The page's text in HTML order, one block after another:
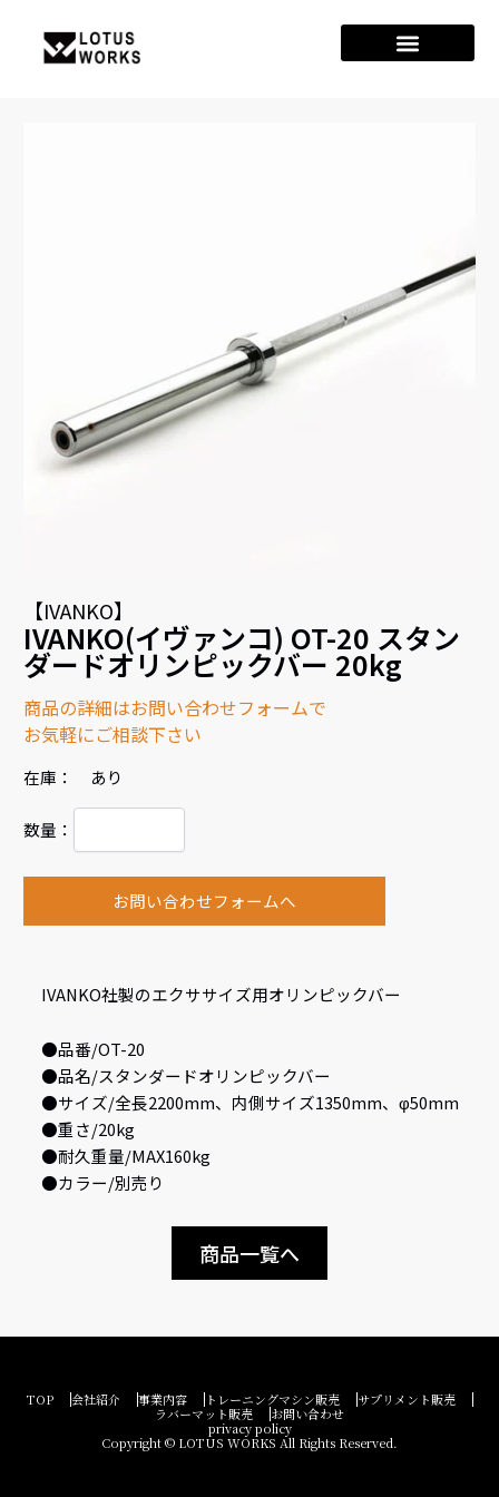
【IVANKO】
IVANKO(イヴァンコ) OT-20 スタン
ダードオリンピックバー 20kg
商品の詳細はお問い合わせフォームで
お気軽にご相談下さい
在庫： あり
数量：
お問い合わせフォームへ
IVANKO社製のエクササイズ用オリンピックバー
●品番/OT-20
●品名/スタンダードオリンピックバー
●サイズ/全長2200mm、内側サイズ1350mm、φ50mm
●重さ/20kg
●耐久重量/MAX160kg
●カラー/別売り
商品一覧へ
TOP 会社紹介 事業内容 トレーニングマシン販売
サプリメント販売
ラバーマット販売
お問い合わせ
privacy policy
Copyright © LOTUS WORKS All Rights Reserved.